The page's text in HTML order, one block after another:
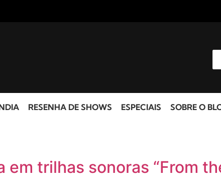
RESENHA DE SHOWS ESPECIAIS SOBRE O
trilhas sonoras “From